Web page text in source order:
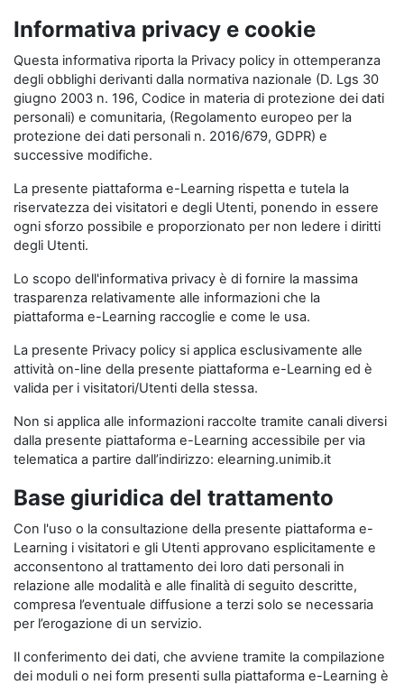
Informativa privacy e cookie
Questa informativa riporta la Privacy policy in ottemperanza
degli obblighi derivanti dalla normativa nazionale (D. Lgs 30
giugno 2003 n. 196, Codice in materia di protezione dei dati
personali) e comunitaria, (Regolamento europeo per la
protezione dei dati personali n. 2016/679, GDPR) e
successive modifiche.
La presente piattaforma e-Learning rispetta e tutela la
riservatezza dei visitatori e degli Utenti, ponendo in essere
ogni sforzo possibile e proporzionato per non ledere i diritti
degli Utenti.
Lo scopo dell'informativa privacy è di fornire la massima
trasparenza relativamente alle informazioni che la
piattaforma e-Learning raccoglie e come le usa.
La presente Privacy policy si applica esclusivamente alle
attività on-line della presente piattaforma e-Learning ed è
valida per i visitatori/Utenti della stessa.
Non si applica alle informazioni raccolte tramite canali diversi
dalla presente piattaforma e-Learning accessibile per via
telematica a partire dall’indirizzo: elearning.unimib.it
Base giuridica del trattamento
Con l'uso o la consultazione della presente piattaforma e-
Learning i visitatori e gli Utenti approvano esplicitamente e
acconsentono al trattamento dei loro dati personali in
relazione alle modalità e alle finalità di seguito descritte,
compresa l’eventuale diffusione a terzi solo se necessaria
per l’erogazione di un servizio.
Il conferimento dei dati, che avviene tramite la compilazione
dei moduli o nei form presenti sulla piattaforma e-Learning è